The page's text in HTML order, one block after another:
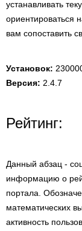
устанавливать
ориентироваться
вам сопоставить
Установок:
Версия: 2.4.7
Рейтинг:
Данный абзац -
информацию о
портала.
математических
активность